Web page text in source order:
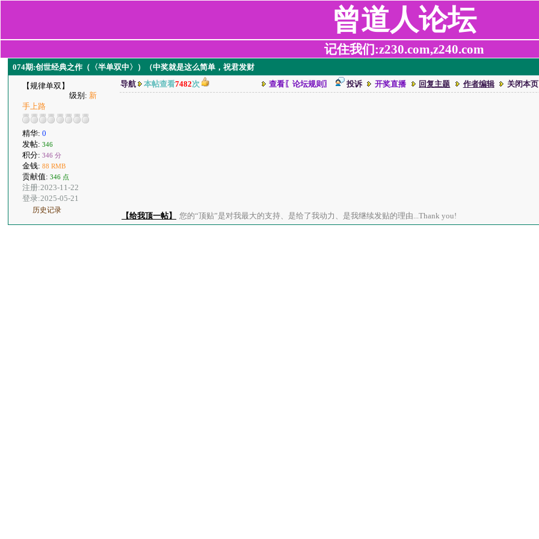
曾道人论坛
记住我们:z230.com,z240.com
074期:创世经典之作（〈半单双中〉）（中奖就是这么简单，祝君发财
【规律单双】
级别: 新
手上路
精华:0
发帖:346
积分:346 分
金钱:88 RMB
贡献值:346 点
注册:2023-11-22
登录:2025-05-21
历史记录
导航 本帖查看7482次 查看〖论坛规则〗 投诉 开奖直播 回复主题 作者编辑 关闭本页
【给我顶一帖】 您的“顶贴”是对我最大的支持、是给了我动力、是我继续发贴的理由...Thank you!